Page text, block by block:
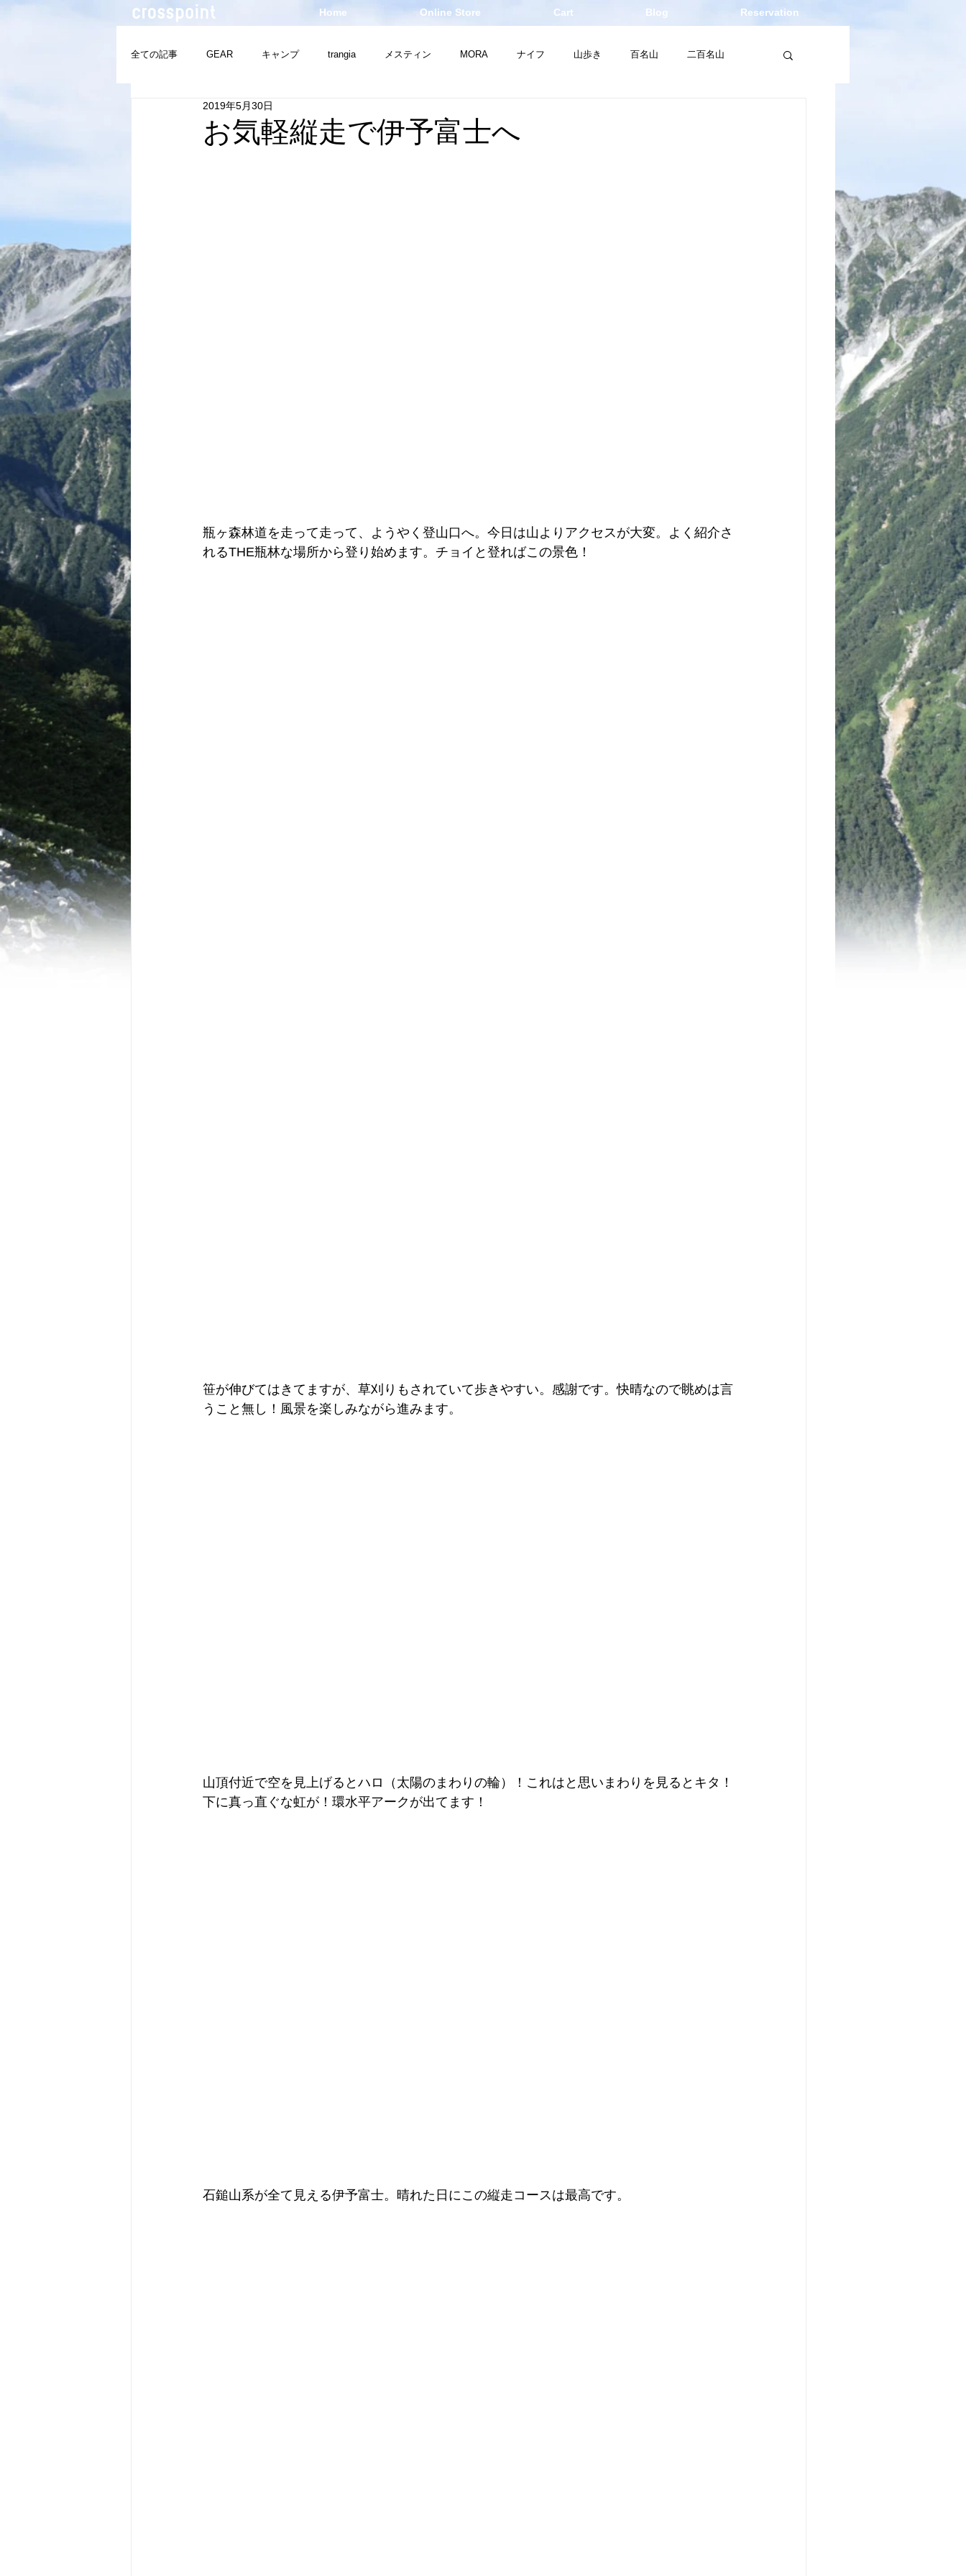
Home Online Store Cart Blog Reservation
全ての記事 GEAR キャンプ trangia メスティン MORA ナイフ 山歩き 百名山 二百名山
四国百名山
お気軽縦走で伊予富士へ
2019年5月30日
瓶ヶ森林道を走って走って、ようやく登山口へ。今日は山よりアクセスが大変。よく紹介さ
れるTHE瓶林な場所から登り始めます。チョイと登ればこの景色！
笹が伸びてはきてますが、草刈りもされていて歩きやすい。感謝です。快晴なので眺めは言
うこと無し！風景を楽しみながら進みます。
山頂付近で空を見上げるとハロ（太陽のまわりの輪）！これはと思いまわりを見るとキタ！
下に真っ直ぐな虹が！環水平アークが出てます！
石鎚山系が全て見える伊予富士。晴れた日にこの縦走コースは最高です。